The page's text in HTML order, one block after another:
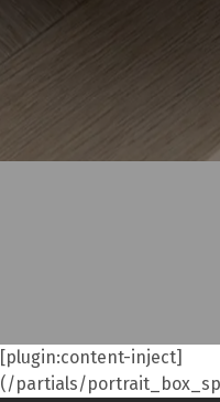
[plugin:content-inject]
(/partials/